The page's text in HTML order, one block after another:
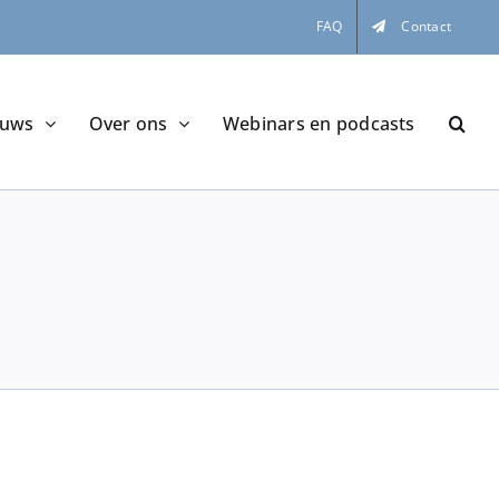
FAQ Contact
Over ons Webinars en podcasts